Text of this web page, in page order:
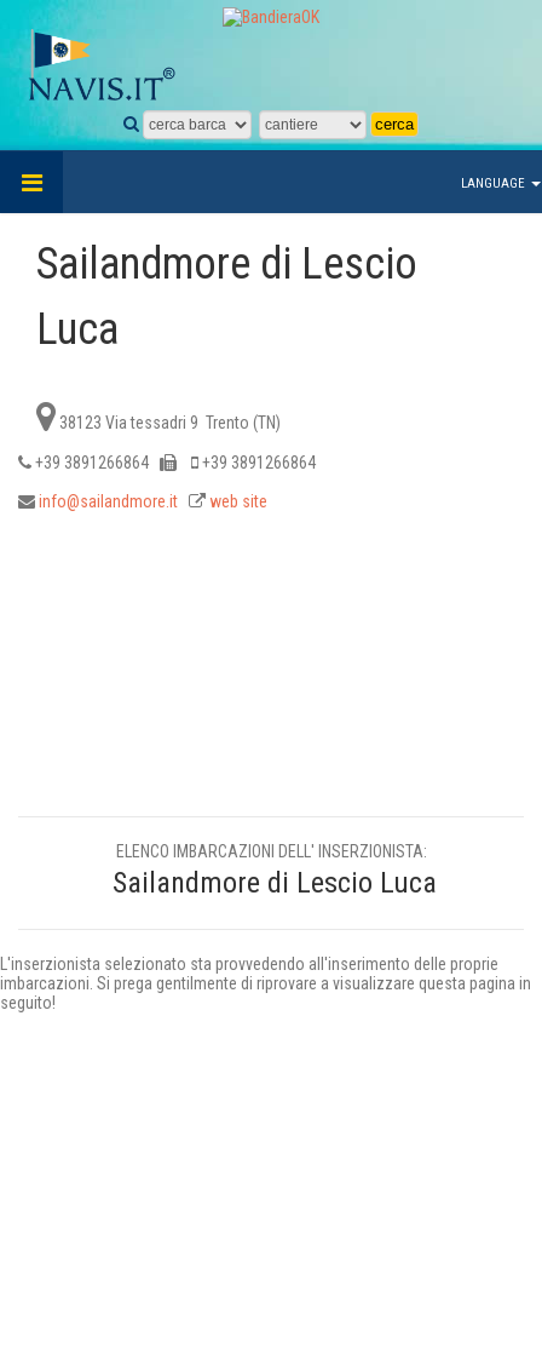
LANGUAGE
Sailandmore di Lescio
Luca
38123 Via tessadri 9 Trento (TN)
+39 3891266864
+39 3891266864
info@sailandmore.it
web site
ELENCO IMBARCAZIONI DELL' INSERZIONISTA:
Sailandmore di Lescio Luca
L'inserzionista selezionato sta provvedendo all'inserimento delle proprie
imbarcazioni. Si prega gentilmente di riprovare a visualizzare questa pagina in
seguito!